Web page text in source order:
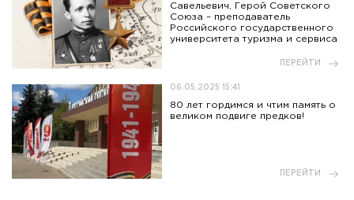
Савельевич, Герой Советского
Союза – преподаватель
Российского государственного
университета туризма и сервиса
ПЕРЕЙТИ
06.05.2025 15:41
80 лет гордимся и чтим память о
великом подвиге предков!
ПЕРЕЙТИ